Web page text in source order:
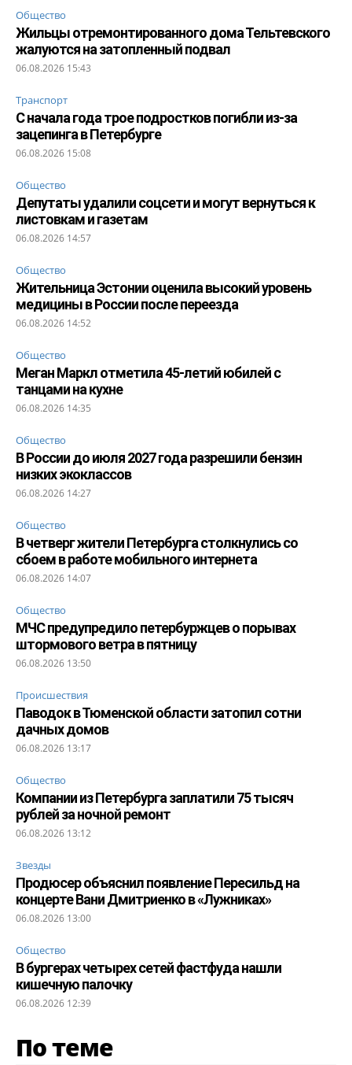
Общество
Жильцы отремонтированного дома Тельтевского
жалуются на затопленный подвал
06.08.2026 15:43
Транспорт
С начала года трое подростков погибли из-за
зацепинга в Петербурге
06.08.2026 15:08
Общество
Депутаты удалили соцсети и могут вернуться к
листовкам и газетам
06.08.2026 14:57
Общество
Жительница Эстонии оценила высокий уровень
медицины в России после переезда
06.08.2026 14:52
Общество
Меган Маркл отметила 45-летий юбилей с
танцами на кухне
06.08.2026 14:35
Общество
В России до июля 2027 года разрешили бензин
низких экоклассов
06.08.2026 14:27
Общество
В четверг жители Петербурга столкнулись со
сбоем в работе мобильного интернета
06.08.2026 14:07
Общество
МЧС предупредило петербуржцев о порывах
штормового ветра в пятницу
06.08.2026 13:50
Происшествия
Паводок в Тюменской области затопил сотни
дачных домов
06.08.2026 13:17
Общество
Компании из Петербурга заплатили 75 тысяч
рублей за ночной ремонт
06.08.2026 13:12
Звезды
Продюсер объяснил появление Пересильд на
концерте Вани Дмитриенко в «Лужниках»
06.08.2026 13:00
Общество
В бургерах четырех сетей фастфуда нашли
кишечную палочку
06.08.2026 12:39
По теме